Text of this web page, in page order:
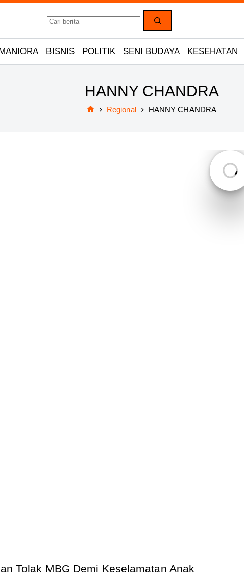
No
results
BISNIS POLITIK SENI BUDAYA KESEHATAN
HANNY CHANDRA
Regional HANNY CHANDRA
Tolak MBG Demi Keselamatan Anak